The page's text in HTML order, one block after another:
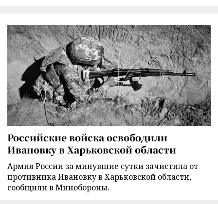
Российские войска освободили
Ивановку в Харьковской области
Армия России за минувшие сутки зачистила от
противника Ивановку в Харьковской области,
сообщили в Минобороны.